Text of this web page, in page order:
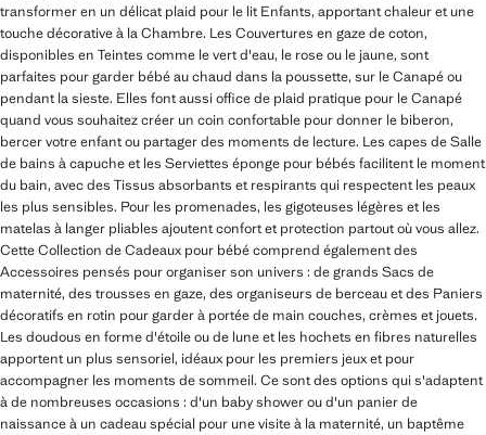
transformer en un délicat plaid pour le lit Enfants, apportant chaleur et une
touche décorative à la Chambre. Les Couvertures en gaze de coton,
disponibles en Teintes comme le vert d'eau, le rose ou le jaune, sont
parfaites pour garder bébé au chaud dans la poussette, sur le Canapé ou
pendant la sieste. Elles font aussi office de plaid pratique pour le Canapé
quand vous souhaitez créer un coin confortable pour donner le biberon,
bercer votre enfant ou partager des moments de lecture. Les capes de Salle
de bains à capuche et les Serviettes éponge pour bébés facilitent le moment
du bain, avec des Tissus absorbants et respirants qui respectent les peaux
les plus sensibles. Pour les promenades, les gigoteuses légères et les
matelas à langer pliables ajoutent confort et protection partout où vous allez.
Cette Collection de Cadeaux pour bébé comprend également des
Accessoires pensés pour organiser son univers : de grands Sacs de
maternité, des trousses en gaze, des organiseurs de berceau et des Paniers
décoratifs en rotin pour garder à portée de main couches, crèmes et jouets.
Les doudous en forme d'étoile ou de lune et les hochets en fibres naturelles
apportent un plus sensoriel, idéaux pour les premiers jeux et pour
accompagner les moments de sommeil. Ce sont des options qui s'adaptent
à de nombreuses occasions : d'un baby shower ou d'un panier de
naissance à un cadeau spécial pour une visite à la maternité, un baptême